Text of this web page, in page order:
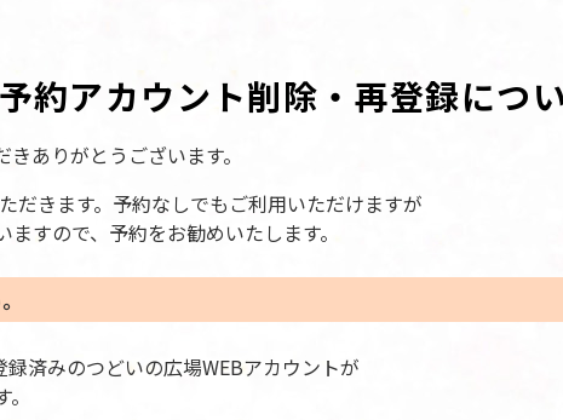
約アカウント削除・再登録につ
ありがとうございます。
だきます。予約なしでもご利用いただけますが
すので、予約をお勧めいたします。
済みのつどいの広場WEBアカウントが